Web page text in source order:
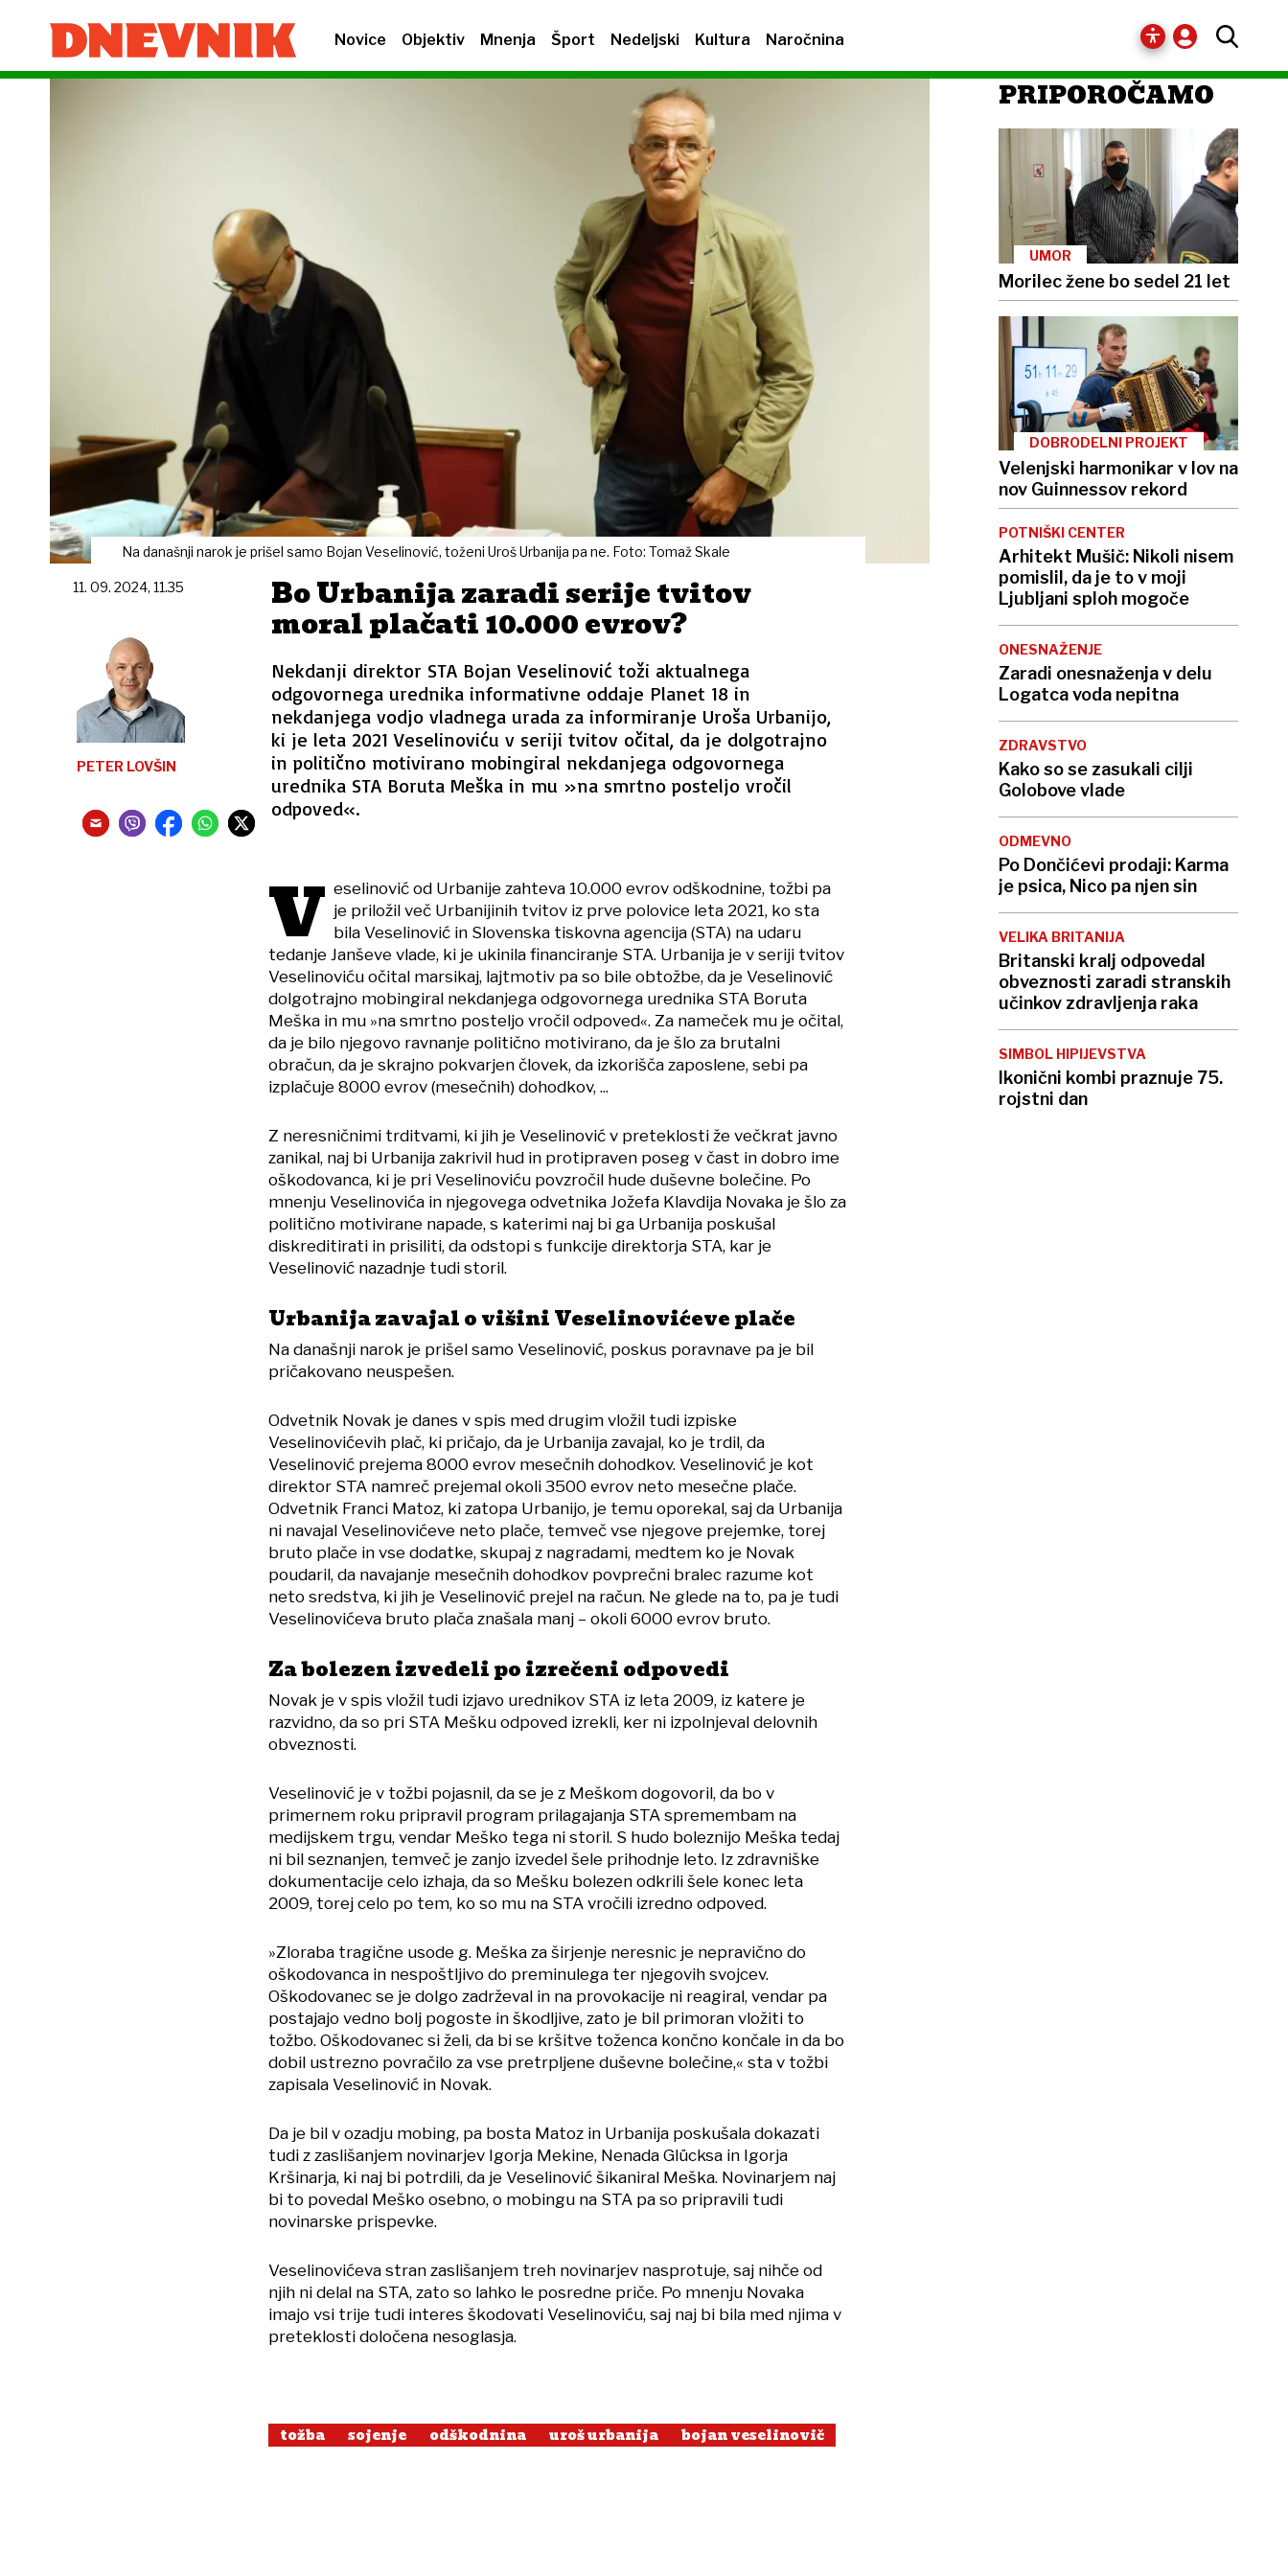
Novice Objektiv Mnenja Šport Nedeljski Kultura Naročnina
Na današnji narok je prišel samo Bojan Veselinović, toženi Uroš Urbanija pa ne. Foto: Tomaž Skale
Bo Urbanija zaradi serije tvitov
moral plačati 10.000 evrov?
Nekdanji direktor STA Bojan Veselinović toži aktualnega
odgovornega urednika informativne oddaje Planet 18 in
nekdanjega vodjo vladnega urada za informiranje Uroša Urbanijo,
ki je leta 2021 Veselinoviću v seriji tvitov očital, da je dolgotrajno
in politično motivirano mobingiral nekdanjega odgovornega
urednika STA Boruta Meška in mu »na smrtno posteljo vročil
odpoved«.
11. 09. 2024, 11.35
PETER LOVŠIN
V eselinović od Urbanije zahteva 10.000 evrov odškodnine, tožbi pa
je priložil več Urbanijinih tvitov iz prve polovice leta 2021, ko sta
bila Veselinović in Slovenska tiskovna agencija (STA) na udaru
tedanje Janševe vlade, ki je ukinila financiranje STA. Urbanija je v seriji tvitov
Veselinoviću očital marsikaj, lajtmotiv pa so bile obtožbe, da je Veselinović
dolgotrajno mobingiral nekdanjega odgovornega urednika STA Boruta
Meška in mu »na smrtno posteljo vročil odpoved«. Za nameček mu je očital,
da je bilo njegovo ravnanje politično motivirano, da je šlo za brutalni
obračun, da je skrajno pokvarjen človek, da izkorišča zaposlene, sebi pa
izplačuje 8000 evrov (mesečnih) dohodkov, ...
Z neresničnimi trditvami, ki jih je Veselinović v preteklosti že večkrat javno
zanikal, naj bi Urbanija zakrivil hud in protipraven poseg v čast in dobro ime
oškodovanca, ki je pri Veselinoviću povzročil hude duševne bolečine. Po
mnenju Veselinovića in njegovega odvetnika Jožefa Klavdija Novaka je šlo za
politično motivirane napade, s katerimi naj bi ga Urbanija poskušal
diskreditirati in prisiliti, da odstopi s funkcije direktorja STA, kar je
Veselinović nazadnje tudi storil.
Urbanija zavajal o višini Veselinovićeve plače
Na današnji narok je prišel samo Veselinović, poskus poravnave pa je bil
pričakovano neuspešen.
Odvetnik Novak je danes v spis med drugim vložil tudi izpiske
Veselinovićevih plač, ki pričajo, da je Urbanija zavajal, ko je trdil, da
Veselinović prejema 8000 evrov mesečnih dohodkov. Veselinović je kot
direktor STA namreč prejemal okoli 3500 evrov neto mesečne plače.
Odvetnik Franci Matoz, ki zatopa Urbanijo, je temu oporekal, saj da Urbanija
ni navajal Veselinovićeve neto plače, temveč vse njegove prejemke, torej
bruto plače in vse dodatke, skupaj z nagradami, medtem ko je Novak
poudaril, da navajanje mesečnih dohodkov povprečni bralec razume kot
neto sredstva, ki jih je Veselinović prejel na račun. Ne glede na to, pa je tudi
Veselinovićeva bruto plača znašala manj – okoli 6000 evrov bruto.
Za bolezen izvedeli po izrečeni odpovedi
Novak je v spis vložil tudi izjavo urednikov STA iz leta 2009, iz katere je
razvidno, da so pri STA Mešku odpoved izrekli, ker ni izpolnjeval delovnih
obveznosti.
Veselinović je v tožbi pojasnil, da se je z Meškom dogovoril, da bo v
primernem roku pripravil program prilagajanja STA spremembam na
medijskem trgu, vendar Meško tega ni storil. S hudo boleznijo Meška tedaj
ni bil seznanjen, temveč je zanjo izvedel šele prihodnje leto. Iz zdravniške
dokumentacije celo izhaja, da so Mešku bolezen odkrili šele konec leta
2009, torej celo po tem, ko so mu na STA vročili izredno odpoved.
»Zloraba tragične usode g. Meška za širjenje neresnic je nepravično do
oškodovanca in nespoštljivo do preminulega ter njegovih svojcev.
Oškodovanec se je dolgo zadrževal in na provokacije ni reagiral, vendar pa
postajajo vedno bolj pogoste in škodljive, zato je bil primoran vložiti to
tožbo. Oškodovanec si želi, da bi se kršitve toženca končno končale in da bo
dobil ustrezno povračilo za vse pretrpljene duševne bolečine,« sta v tožbi
zapisala Veselinović in Novak.
Da je bil v ozadju mobing, pa bosta Matoz in Urbanija poskušala dokazati
tudi z zaslišanjem novinarjev Igorja Mekine, Nenada Glücksa in Igorja
Kršinarja, ki naj bi potrdili, da je Veselinović šikaniral Meška. Novinarjem naj
bi to povedal Meško osebno, o mobingu na STA pa so pripravili tudi
novinarske prispevke.
Veselinovićeva stran zaslišanjem treh novinarjev nasprotuje, saj nihče od
njih ni delal na STA, zato so lahko le posredne priče. Po mnenju Novaka
imajo vsi trije tudi interes škodovati Veselinoviću, saj naj bi bila med njima v
preteklosti določena nesoglasja.
tožba sojenje odškodnina uroš urbanija bojan veselinovič
PRIPOROČAMO
UMOR
Morilec žene bo sedel 21 let
DOBRODELNI PROJEKT
Velenjski harmonikar v lov na
nov Guinnessov rekord
POTNIŠKI CENTER
Arhitekt Mušič: Nikoli nisem
pomislil, da je to v moji
Ljubljani sploh mogoče
ONESNAŽENJE
Zaradi onesnaženja v delu
Logatca voda nepitna
ZDRAVSTVO
Kako so se zasukali cilji
Golobove vlade
ODMEVNO
Po Dončićevi prodaji: Karma
je psica, Nico pa njen sin
VELIKA BRITANIJA
Britanski kralj odpovedal
obveznosti zaradi stranskih
učinkov zdravljenja raka
SIMBOL HIPIJEVSTVA
Ikonični kombi praznuje 75.
rojstni dan